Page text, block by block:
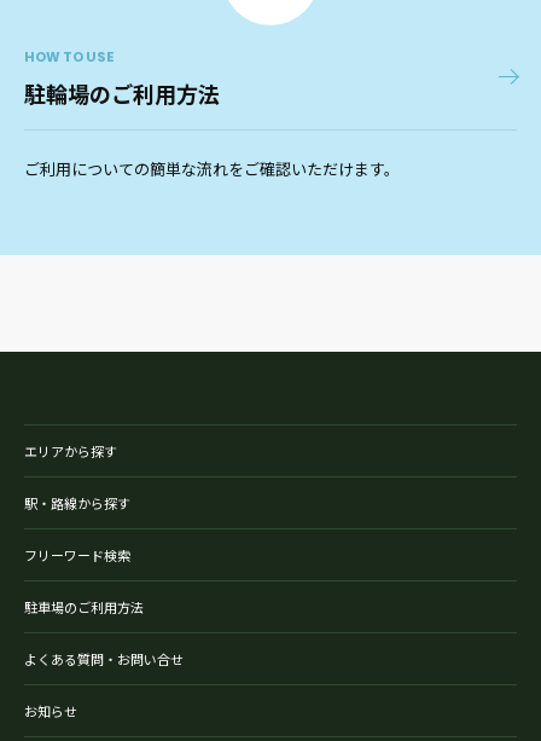
HOW TO USE
駐輪場のご利用方法
ご利用についての簡単な流れをご確認いただけます。
エリアから探す
駅・路線から探す
フリーワード検索
駐車場のご利用方法
よくある質問・お問い合せ
お知らせ